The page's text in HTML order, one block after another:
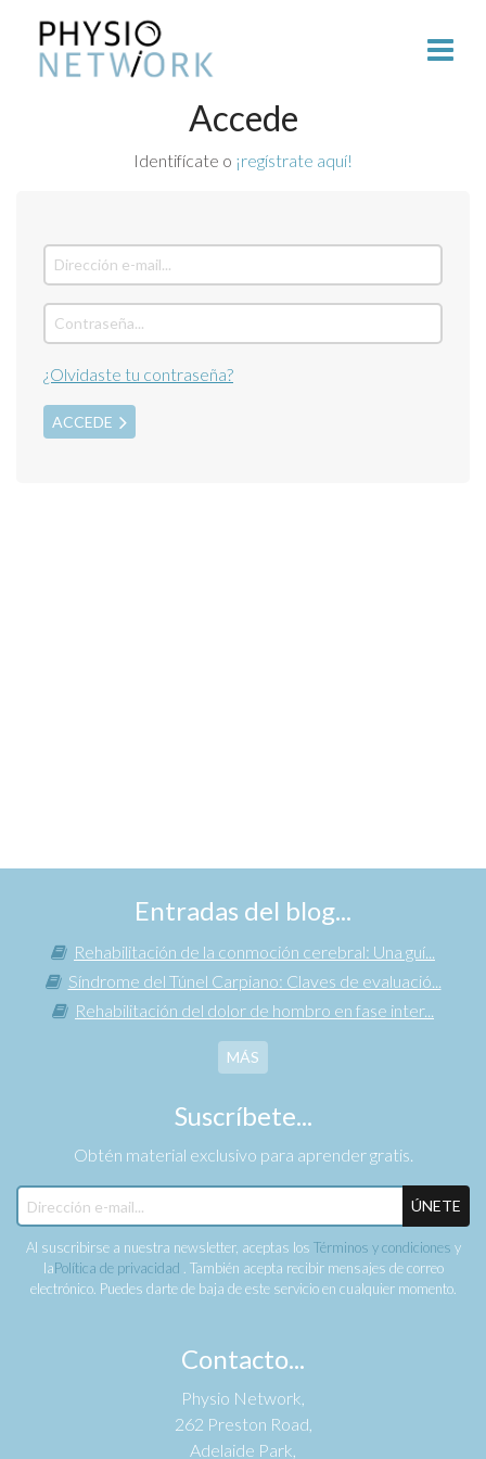
Accede
Identifícate o ¡regístrate aquí!
¿Olvidaste tu contraseña?
ACCEDE
Entradas del blog...
Rehabilitación de la conmoción cerebral: Una guí...
Síndrome del Túnel Carpiano: Claves de evaluació...
Rehabilitación del dolor de hombro en fase inter...
MÁS
Suscríbete...
Obtén material exclusivo para aprender gratis.
ÚNETE
Al suscribirse a nuestra newsletter, aceptas los Términos y condiciones y
laPolítica de privacidad . También acepta recibir mensajes de correo
electrónico. Puedes darte de baja de este servicio en cualquier momento.
Contacto...
Physio Network,
262 Preston Road,
Adelaide Park,